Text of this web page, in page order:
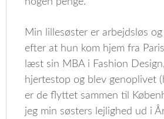
Min lillesøster er arbejdsløs
efter at hun kom hjem fra
læst sin MBA i Fashion
hjertestop og blev genoplivet
er de flyttet sammen til
jeg min søsters lejlighed ud i